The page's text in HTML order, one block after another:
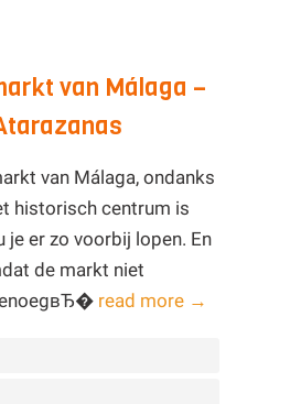
van Málaga –
van Málaga, ondanks
historisch centrum is
je er zo voorbij lopen. En
de markt niet
read more →